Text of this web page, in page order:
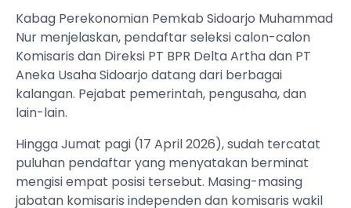
Kabag Perekonomian Pemkab Sidoarjo Muhammad
Nur menjelaskan, pendaftar seleksi calon-calon
Komisaris dan Direksi PT BPR Delta Artha dan PT
Aneka Usaha Sidoarjo datang dari berbagai
kalangan. Pejabat pemerintah, pengusaha, dan
lain-lain.
Hingga Jumat pagi (17 April 2026), sudah tercatat
puluhan pendaftar yang menyatakan berminat
mengisi empat posisi tersebut. Masing-masing
jabatan komisaris independen dan komisaris wakil